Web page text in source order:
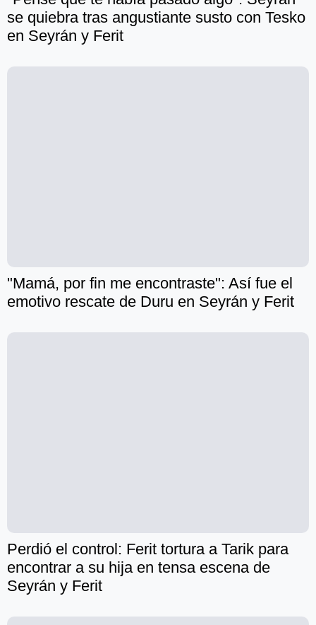
se quiebra tras angustiante susto con Tesko
en Seyrán y Ferit
"Mamá, por fin me encontraste": Así fue el
emotivo rescate de Duru en Seyrán y Ferit
Perdió el control: Ferit tortura a Tarik para
encontrar a su hija en tensa escena de
Seyrán y Ferit